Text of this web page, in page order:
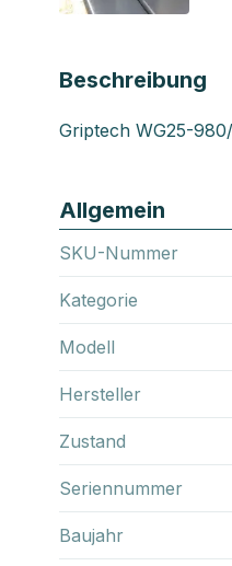
Beschreibung
Griptech WG25-
Allgemein
SKU-Nummer
Kategorie
Modell
Hersteller
Zustand
Seriennummer
Baujahr